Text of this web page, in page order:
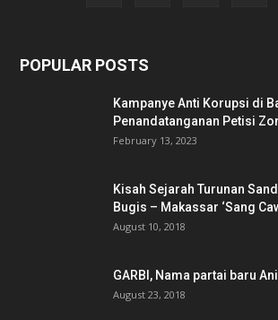
POPULAR POSTS
Kampanye Anti Korupsi di
Penandatanganan Petisi
February 13, 2023
Kisah Sejarah Turunan
Bugis – Makassar ‘Sang
August 10, 2018
GARBI, Nama partai baru
August 23, 2018